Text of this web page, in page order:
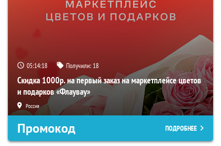
05:14:17 Получили: 18
Скидка 1000р. на первый заказ на маркетплейсе цветов
и подарков «Флаувау»
Россия
Промокод ПОДРОБНЕЕ